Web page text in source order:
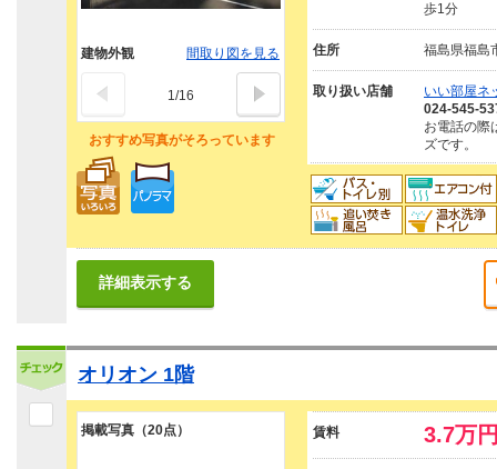
おすすめ写真がそろっています
建物外観 間取り図を見る
1/16
歩1分
住所 福島県福島
取り扱い店舗
いい部屋ネ
024-545-
お電話の際
ズです。
詳細表示する
オリオン 1階
掲載写真（20点） 賃料 3.7万